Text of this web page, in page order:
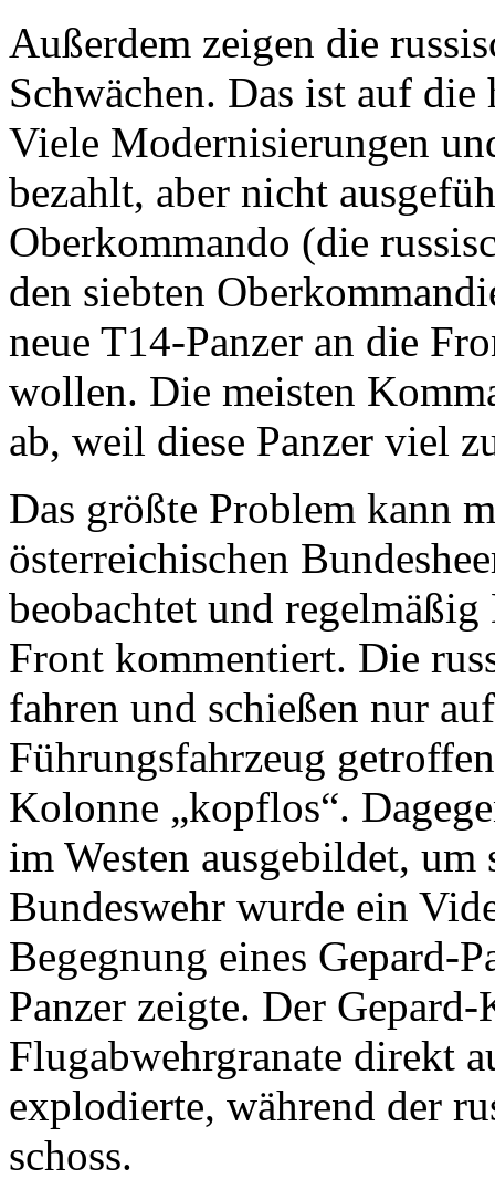
Außerdem zeigen die
Schwächen. Das ist auf
Viele Modernisierungen
bezahlt, aber nicht
Oberkommando (die
den siebten
neue T14-Panzer an die
wollen. Die meisten
ab, weil diese Panzer viel
Das größte Problem kann
österreichischen
beobachtet und
Front kommentiert. Die
fahren und schießen nur
Führungsfahrzeug
Kolonne „kopflos“.
im Westen ausgebildet,
Bundeswehr wurde ein
Begegnung eines Gepard-
Panzer zeigte. Der
Flugabwehrgranate direkt
explodierte, während der
schoss.